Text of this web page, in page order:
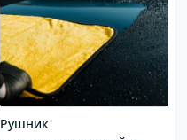
Рушник